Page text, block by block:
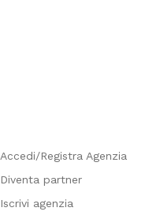
Accedi/Registra Agenzia
Diventa partner
Iscrivi agenzia